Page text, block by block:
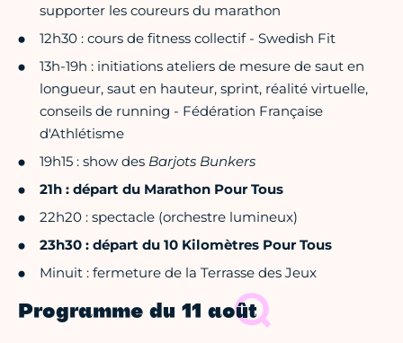
supporter les coureurs du marathon
12h30 : cours de fitness collectif - Swedish Fit
13h-19h : initiations ateliers de mesure de saut en
longueur, saut en hauteur, sprint, réalité virtuelle,
conseils de running - Fédération Française
d'Athlétisme
19h15 : show des Barjots Bunkers
21h : départ du Marathon Pour Tous
22h20 : spectacle (orchestre lumineux)
23h30 : départ du 10 Kilomètres Pour Tous
Minuit : fermeture de la Terrasse des Jeux
Programme du 11 août